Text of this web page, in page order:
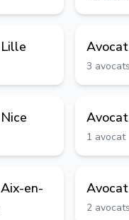
Lille
3 avocats
Nice
1 avocat
Aix-en-
2 avocats